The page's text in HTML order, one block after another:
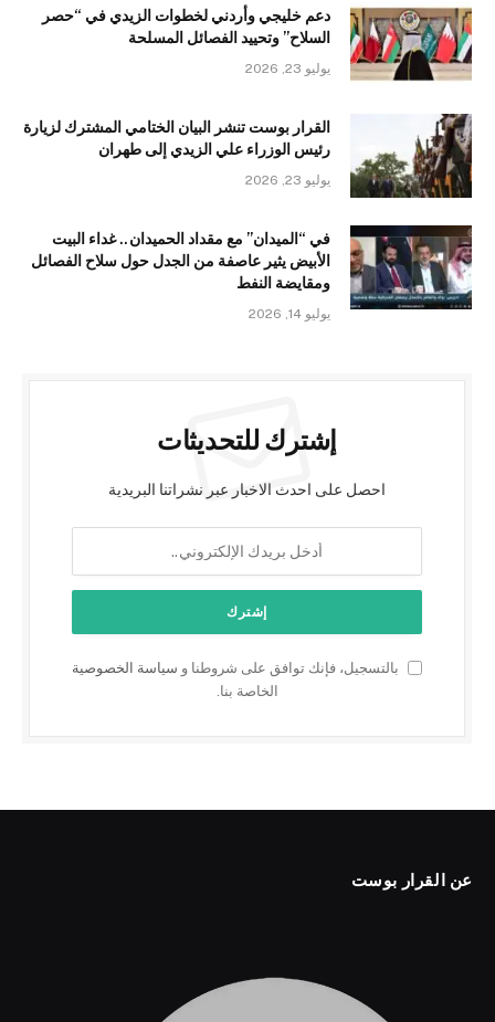
دعم خليجي وأردني لخطوات الزيدي في “حصر
السلاح” وتحييد الفصائل المسلحة
يوليو 23, 2026
القرار بوست تنشر البيان الختامي المشترك لزيارة
رئيس الوزراء علي الزيدي إلى طهران
يوليو 23, 2026
في “الميدان” مع مقداد الحميدان.. غداء البيت
الأبيض يثير عاصفة من الجدل حول سلاح الفصائل
ومقايضة النفط
يوليو 14, 2026
إشترك للتحديثات
احصل على احدث الاخبار عبر نشراتنا البريدية
بالتسجيل، فإنك توافق على شروطنا و سياسة الخصوصية
الخاصة بنا.
عن القرار بوست